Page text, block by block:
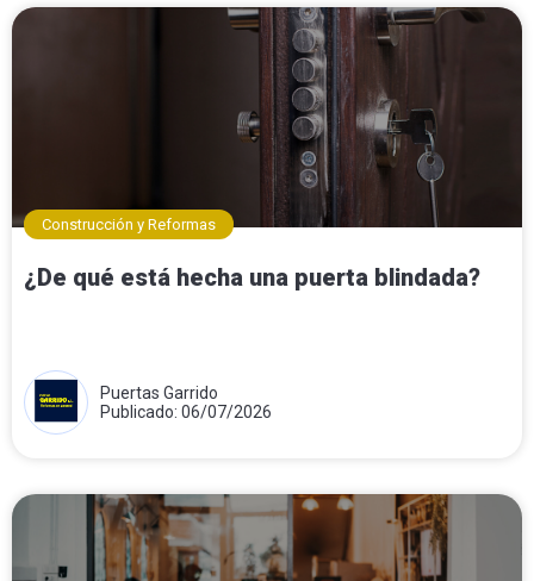
Construcción y Reformas
¿De qué está hecha una puerta blindada?
Puertas Garrido
Publicado: 06/07/2026